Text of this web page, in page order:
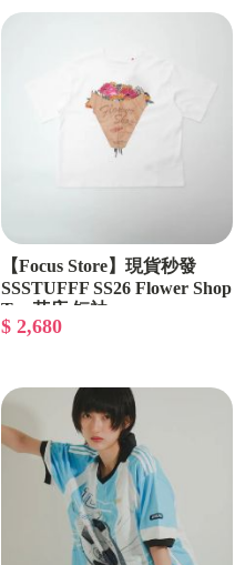
【Focus Store】現貨秒發
SSSTUFFF SS26 Flower Shop
Tee 花店 短袖
$ 2,680